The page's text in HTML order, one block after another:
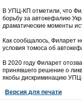
В УПЦ-КП отметили, что
борьбу за автокефалию
драматические моменты
Как сообщалось, Филарет
условия томоса об
В 2020 году Филарет
принявшего решение о
якобы дискриминацию
Версия для печати